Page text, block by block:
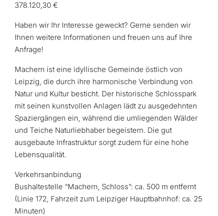
378.120,30 €
Haben wir Ihr Interesse geweckt? Gerne senden wir
Ihnen weitere Informationen und freuen uns auf Ihre
Anfrage!
Machern ist eine idyllische Gemeinde östlich von
Leipzig, die durch ihre harmonische Verbindung von
Natur und Kultur besticht. Der historische Schlosspark
mit seinen kunstvollen Anlagen lädt zu ausgedehnten
Spaziergängen ein, während die umliegenden Wälder
und Teiche Naturliebhaber begeistern. Die gut
ausgebaute Infrastruktur sorgt zudem für eine hohe
Lebensqualität.​
Verkehrsanbindung
Bushaltestelle “Machern, Schloss”: ca. 500 m entfernt
(Linie 172, Fahrzeit zum Leipziger Hauptbahnhof: ca. 25
Minuten)​